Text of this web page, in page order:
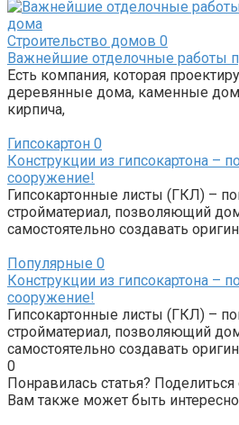
Строительство домов 0
Важнейшие отделочные работы
Есть компания, которая
деревянные дома, каменные
кирпича,
Гипсокартон 0
Конструкции из гипсокартона –
сооружение!
Гипсокартонные листы (ГКЛ) –
стройматериал, позволяющий
самостоятельно создавать
Популярные 0
Конструкции из гипсокартона –
сооружение!
Гипсокартонные листы (ГКЛ) –
стройматериал, позволяющий
самостоятельно создавать
0
Понравилась статья?
Вам также может быть интересно